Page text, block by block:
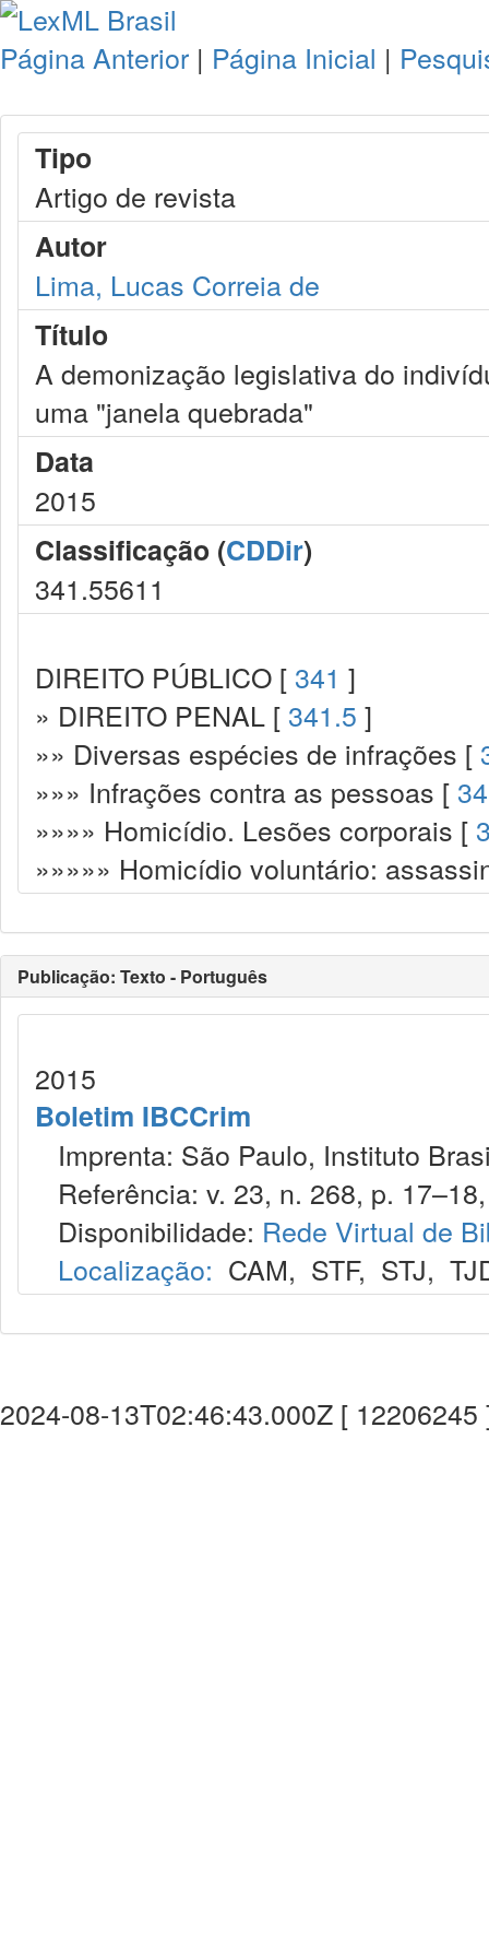
Página Anterior | Página Inicial |
Tipo
Artigo de revista
Autor
Lima, Lucas Correia de
Título
A demonização legislativa do
uma "janela quebrada"
Data
2015
Classificação (CDDir)
341.55611
DIREITO PÚBLICO [ 341 ]
» DIREITO PENAL [ 341.5 ]
»» Diversas espécies de infrações [
»»» Infrações contra as pessoas [
»»»» Homicídio. Lesões corporais [
»»»»» Homicídio voluntário:
Publicação: Texto - Português
2015
Boletim IBCCrim
Imprenta: São Paulo, Instituto
Referência: v. 23, n. 268, p.
Disponibilidade: Rede Virtual de
Localização: CAM, STF, STJ,
2024-08-13T02:46:43.000Z [ 12206245